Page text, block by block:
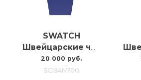
SWATCH
20 000 руб.
SO34N700